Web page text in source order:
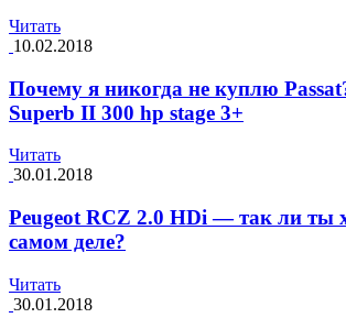
Читать
10.02.2018
Почему я никогда не куплю
Superb II 300 hp stage 3+
Читать
30.01.2018
Peugeot RCZ 2.0 HDi — так ли ты
самом деле?
Читать
30.01.2018